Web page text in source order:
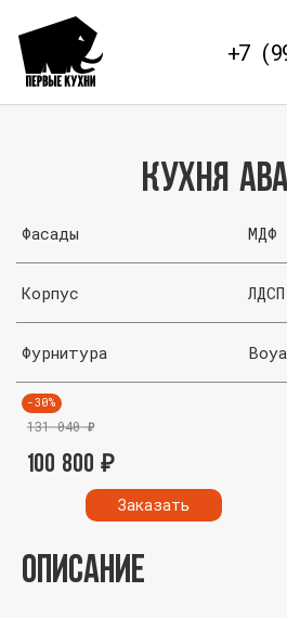
+7
Кухня
Фасады МДФ
Корпус
Фурнитура
-30%
131 040₽
100 800 ₽
Заказать
ОПИСАНИЕ